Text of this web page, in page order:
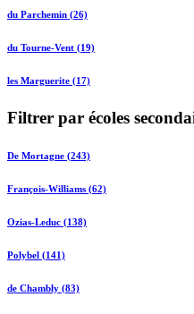
du Parchemin (26)
du Tourne-Vent (19)
les Marguerite (17)
Filtrer par écoles
De Mortagne (243)
François-Williams (62)
Ozias-Leduc (138)
Polybel (141)
de Chambly (83)